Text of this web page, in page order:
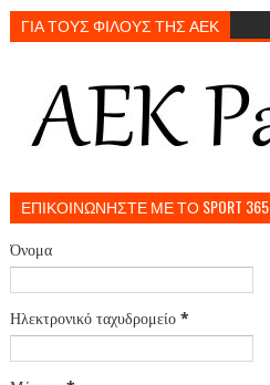
ΓΙΑ ΤΟΥΣ ΦΙΛΟΥΣ ΤΗΣ ΑΕΚ
ΕΠΙΚΟΙΝΩΝΗΣΤΕ ΜΕ ΤΟ SPORT 365
Όνομα
Ηλεκτρονικό ταχυδρομείο *